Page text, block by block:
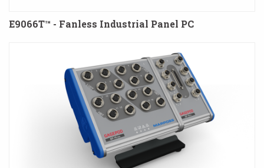
E9066T™ - Fanless Industrial Panel PC